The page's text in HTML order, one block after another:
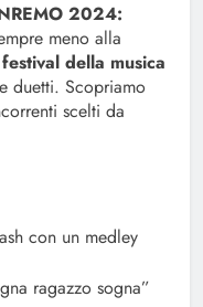
2024:
meno alla
della musica
duetti. Scopriamo
scelti da
con un medley
ragazzo sogna”